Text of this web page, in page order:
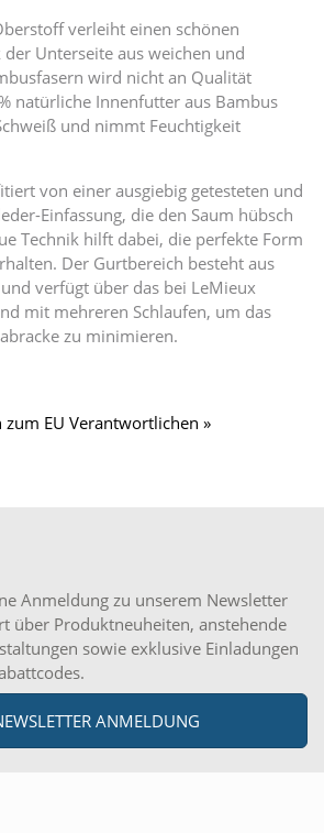
verleiht einen schönen
Unterseite aus weichen und
wird nicht an Qualität
natürliche Innenfutter aus Bambus
und nimmt Feuchtigkeit
von einer ausgiebig getesteten und
Einfassung, die den Saum hübsch
Technik hilft dabei, die perfekte Form
Der Gurtbereich besteht aus
verfügt über das bei LeMieux
mit mehreren Schlaufen, um das
zu minimieren.
EU Verantwortlichen »
Anmeldung zu unserem Newsletter
über Produktneuheiten, anstehende
sowie exklusive Einladungen
ANMELDUNG